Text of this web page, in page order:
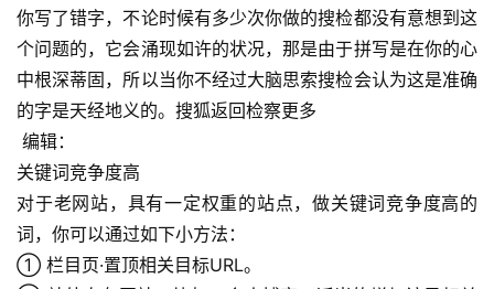
你写了错字，不论时候有多少次你做的搜检都没有意想到这
个问题的，它会涌现如许的状况，那是由于拼写是在你的心
中根深蒂固，所以当你不经过大脑思索搜检会认为这是准确
的字是天经地义的。搜狐返回检察更多
编辑：
关键词竞争度高
对于老网站，具有一定权重的站点，做关键词竞争度高的
词，你可以通过如下小方法：
① 栏目页·置顶相关目标URL。